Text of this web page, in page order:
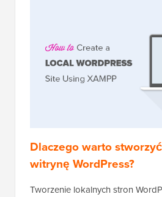
Dlaczego warto
witrynę WordPress?
Tworzenie lokalnych stron